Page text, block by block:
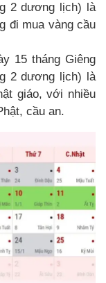
2 dương lịch) là
đi mua vàng cầu
15 tháng Giêng
2 dương lịch) là
giáo, với nhiều
cầu an.